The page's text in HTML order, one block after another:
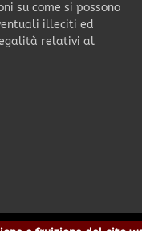
su come si possono
illeciti ed
relativi al